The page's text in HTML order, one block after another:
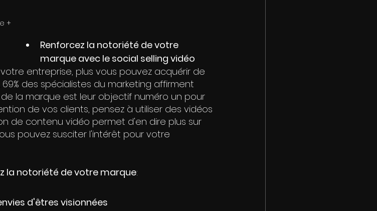
+
Renforcez la notoriété de votre
marque avec le social selling vidéo
entreprise, plus vous pouvez acquérir de
des spécialistes du marketing affirment
la marque est leur objectif numéro un pour
de vos clients, pensez à utiliser des vidéos
de contenu vidéo permet d'en dire plus sur
pouvez susciter l'intérêt pour votre
la notoriété de votre marque:
d'êtres visionnées